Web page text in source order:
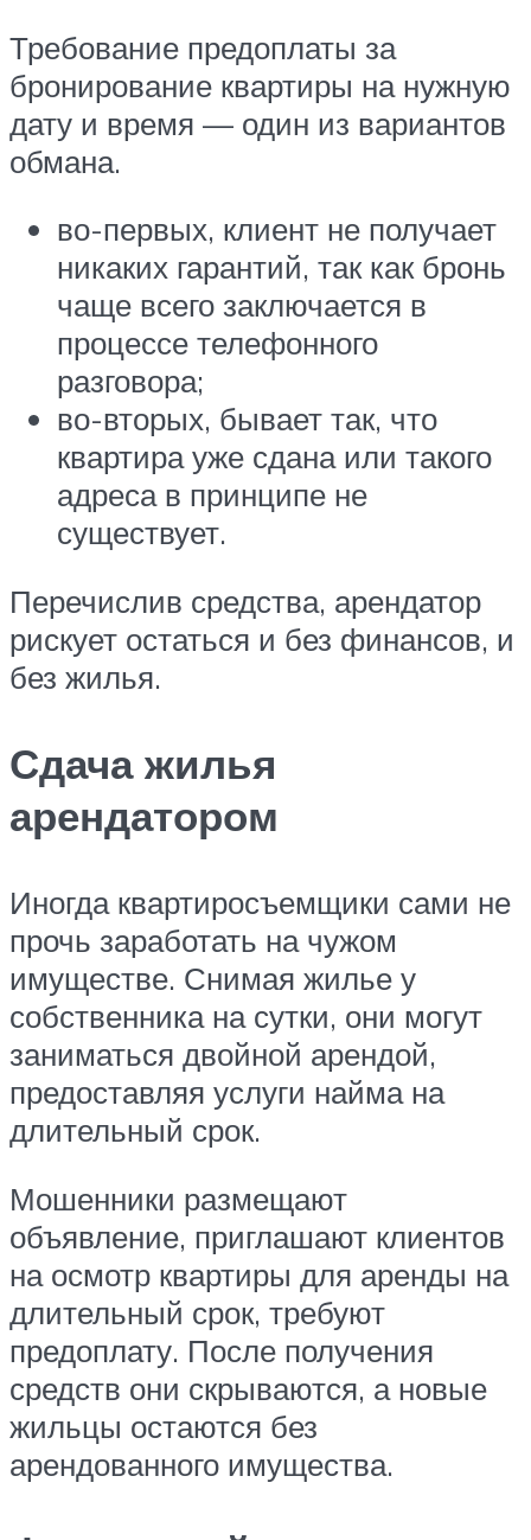
Требование предоплаты за
бронирование квартиры на нужную
дату и время — один из вариантов
обмана.
во-первых, клиент не получает
никаких гарантий, так как бронь
чаще всего заключается в
процессе телефонного
разговора;
во-вторых, бывает так, что
квартира уже сдана или такого
адреса в принципе не
существует.
Перечислив средства, арендатор
рискует остаться и без финансов, и
без жилья.
Сдача жилья
арендатором
Иногда квартиросъемщики сами не
прочь заработать на чужом
имуществе. Снимая жилье у
собственника на сутки, они могут
заниматься двойной арендой,
предоставляя услуги найма на
длительный срок.
Мошенники размещают
объявление, приглашают клиентов
на осмотр квартиры для аренды на
длительный срок, требуют
предоплату. После получения
средств они скрываются, а новые
жильцы остаются без
арендованного имущества.